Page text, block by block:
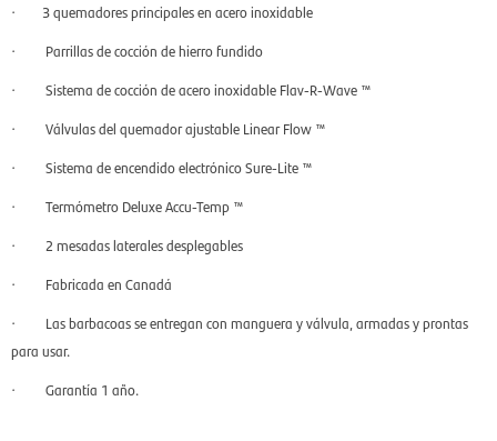
· 3 quemadores principales en acero inoxidable
· Parrillas de cocción de hierro fundido
· Sistema de cocción de acero inoxidable Flav-R-Wave ™
· Válvulas del quemador ajustable Linear Flow ™
· Sistema de encendido electrónico Sure-Lite ™
· Termómetro Deluxe Accu-Temp ™
· 2 mesadas laterales desplegables
· Fabricada en Canadá
· Las barbacoas se entregan con manguera y válvula, armadas y prontas
para usar.
· Garantía 1 año.